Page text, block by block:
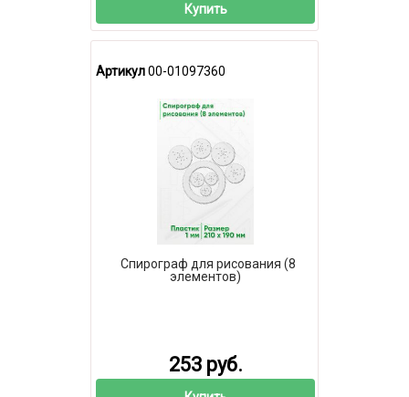
Купить
Артикул00-01097360
Спирограф для рисования (8
элементов)
253 руб.